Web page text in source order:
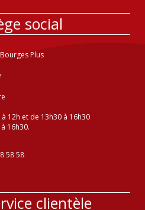
social
Plus
12h et de 13h30 à 16h30
16h30.
58 58
clientèle